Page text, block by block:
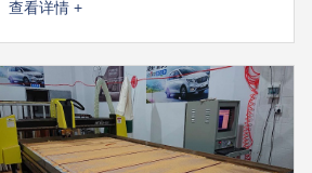
查看详情 +